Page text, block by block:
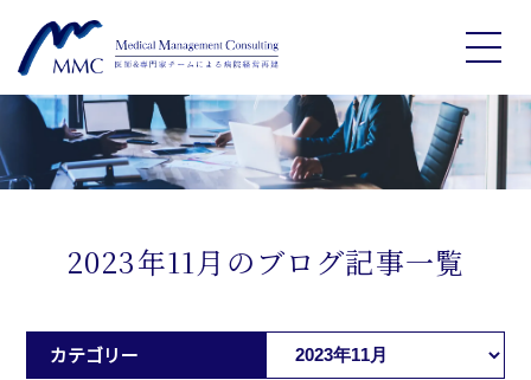
2023年11月 のブログ記事一覧
カテゴリー